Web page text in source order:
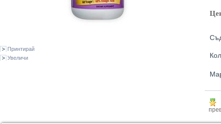
Принтирай
Увеличи